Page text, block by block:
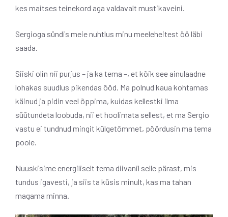
kes maitses teinekord aga valdavalt mustikaveini.
Sergioga sündis meie nuhtlus minu meeleheitest öö läbi
saada.
Siiski olin nii purjus – ja ka tema –, et kõik see ainulaadne
lohakas suudlus pikendas ööd. Ma polnud kaua kohtamas
käinud ja pidin veel õppima, kuidas kellestki ilma
süütundeta loobuda, nii et hoolimata sellest, et ma Sergio
vastu ei tundnud mingit külgetõmmet, pöördusin ma tema
poole.
Nuuskisime energiliselt tema diivanil selle pärast, mis
tundus igavesti, ja siis ta küsis minult, kas ma tahan
magama minna.